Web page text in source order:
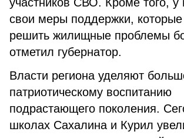
свои меры поддержки, которые
решить жилищные проблемы
отметил губернатор.
Власти региона уделяют
патриотическому воспитанию
подрастающего поколения.
школах Сахалина и Курил